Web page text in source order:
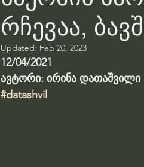
რჩევაა,
Updated: Feb 20, 2023
12/04/2021
ავტორი: ირინა დათაშვილი
#datashvil